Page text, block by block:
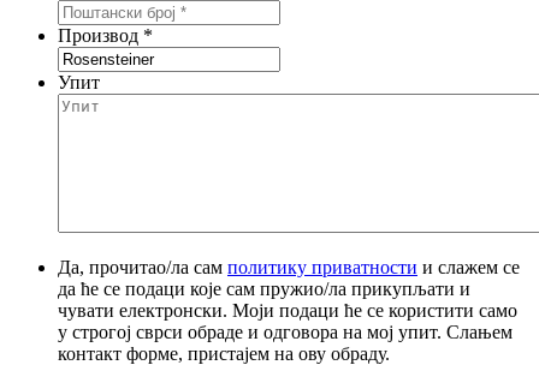
Производ *
Упит
Да, прочитао/ла сам политику приватности и слажем се
да ће се подаци које сам пружио/ла прикупљати и
чувати електронски. Моји подаци ће се користити само
у строгој сврси обраде и одговора на мој упит. Слањем
контакт форме, пристајем на ову обраду.